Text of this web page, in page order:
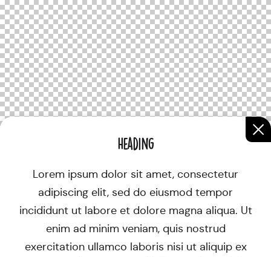
Heading
Lorem ipsum dolor sit amet, consectetur
adipiscing elit, sed do eiusmod tempor
incididunt ut labore et dolore magna aliqua. Ut
enim ad minim veniam, quis nostrud
exercitation ullamco laboris nisi ut aliquip ex